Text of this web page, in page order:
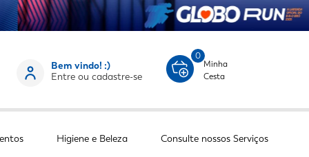
Bem vindo! :)
Entre ou cadastre-se
0
Minha
Cesta
Higiene e Beleza Consulte nossos Serviços